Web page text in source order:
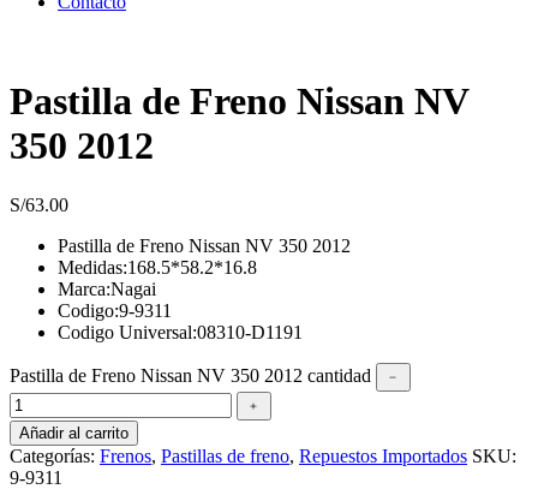
Pastilla de Freno Nissan NV
350 2012
S/63.00
Pastilla de Freno Nissan NV 350 2012
Medidas:168.5*58.2*16.8
Marca:Nagai
Codigo:9-9311
Codigo Universal:08310-D1191
Pastilla de Freno Nissan NV 350 2012 cantidad
﹣
﹢
Añadir al carrito
Categorías: Frenos, Pastillas de freno, Repuestos Importados SKU:
9-9311